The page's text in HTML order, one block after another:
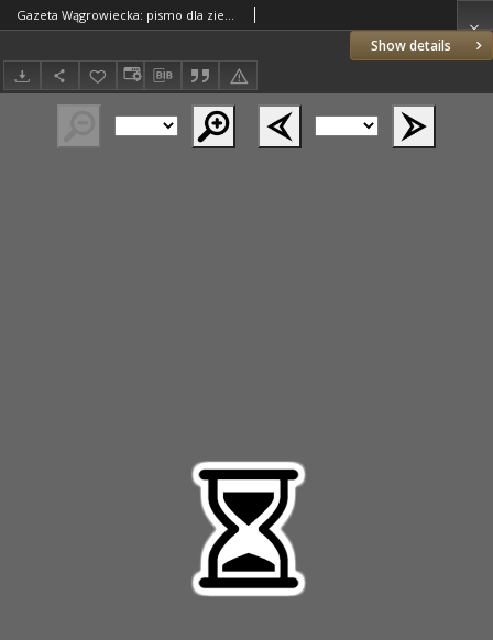
Show details
Gazeta Wągrowiecka: pismo dla ziemi pałuckiej 1926.01.17 R.6 Nr7